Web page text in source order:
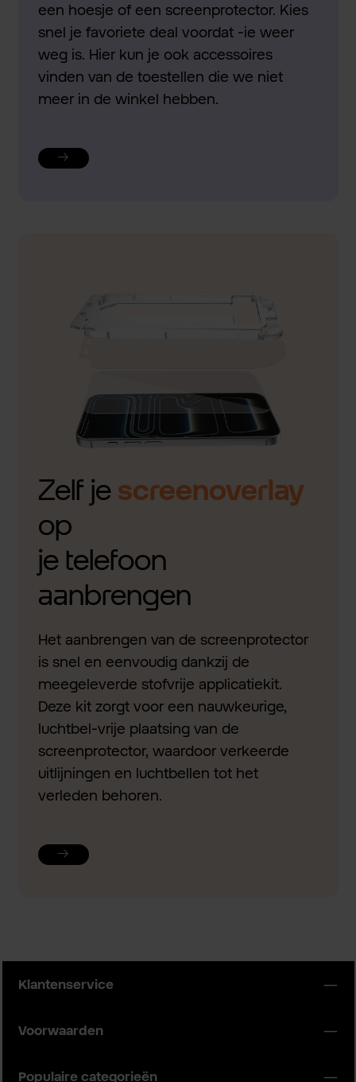
een hoesje of een screenprotector. Kies
snel je favoriete deal voordat -ie weer
weg is. Hier kun je ook accessoires
vinden van de toestellen die we niet
meer in de winkel hebben.
Zelf je screenoverlay
op
je telefoon
aanbrengen
Het aanbrengen van de screenprotector
is snel en eenvoudig dankzij de
meegeleverde stofvrije applicatiekit.
Deze kit zorgt voor een nauwkeurige,
luchtbel-vrije plaatsing van de
screenprotector, waardoor verkeerde
uitlijningen en luchtbellen tot het
verleden behoren.
Klantenservice
Voorwaarden
Populaire categorieën